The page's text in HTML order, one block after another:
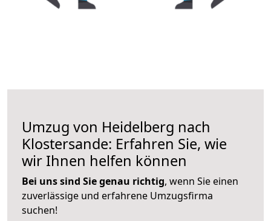
Umzug von Heidelberg nach
Klostersande: Erfahren Sie, wie
wir Ihnen helfen können
Bei uns sind Sie genau richtig, wenn Sie einen
zuverlässige und erfahrene Umzugsfirma
suchen!